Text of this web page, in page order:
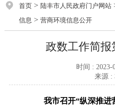
首页> 陆丰市人民政府门户网站
信息 > 营商环境信息公开
政数工作简报
时间 : 2023-
来源 :
我市召开“纵深推进